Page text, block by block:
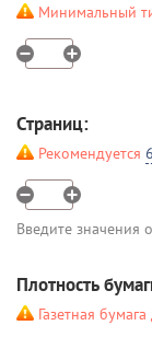
Минимальный
Страниц:
Рекомендуется
Введите значения
Плотность
Газетная